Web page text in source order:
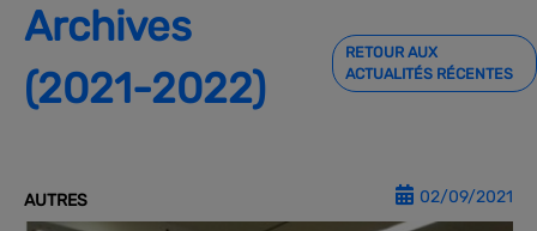
Archives
(2021-2022)
RETOUR AUX
ACTUALITÉS RÉCENTES
AUTRES 02/09/2021